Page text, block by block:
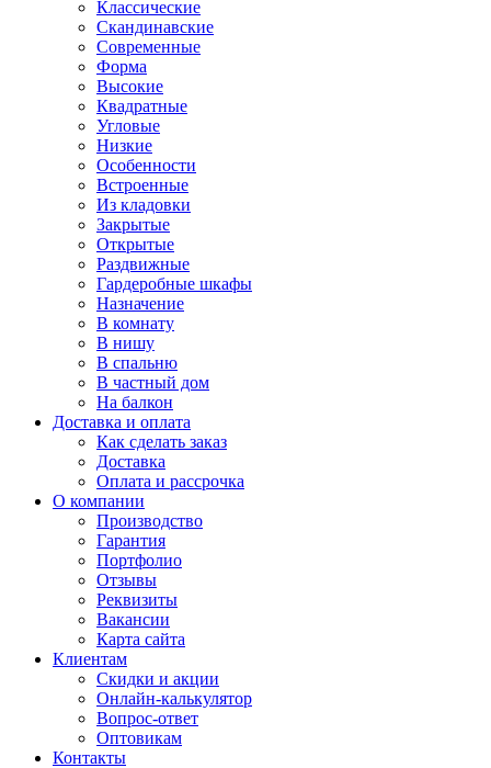
Классические
Скандинавские
Современные
Форма
Высокие
Квадратные
Угловые
Низкие
Особенности
Встроенные
Из кладовки
Закрытые
Открытые
Раздвижные
Гардеробные шкафы
Назначение
В комнату
В нишу
В спальню
В частный дом
На балкон
Доставка и оплата
Как сделать заказ
Доставка
Оплата и рассрочка
О компании
Производство
Гарантия
Портфолио
Отзывы
Реквизиты
Вакансии
Карта сайта
Клиентам
Скидки и акции
Онлайн-калькулятор
Вопрос-ответ
Оптовикам
Контакты